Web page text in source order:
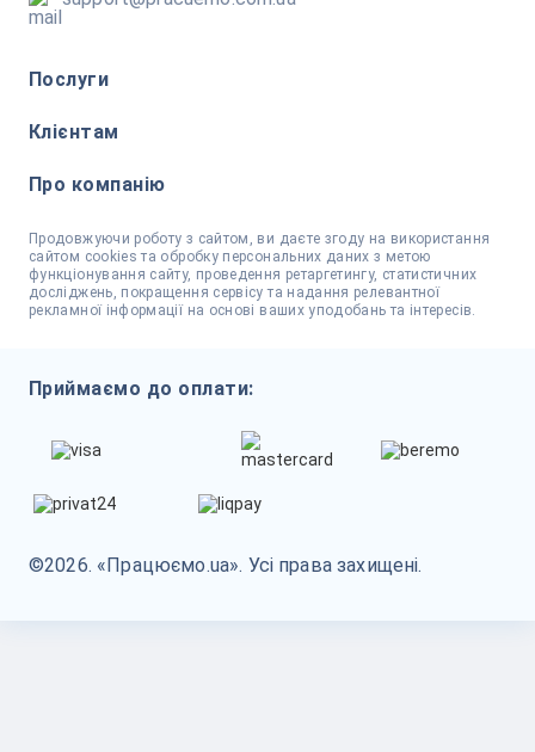
Послуги
Клієнтам
Про компанію
Продовжуючи роботу з сайтом, ви даєте згоду на використання
сайтом cookies та обробку персональних даних з метою
функціонування сайту, проведення ретаргетингу, статистичних
досліджень, покращення сервісу та надання релевантної
рекламної інформації на основі ваших уподобань та інтересів.
Приймаємо до оплати:
©2026. «Працюємо.ua». Усі права захищені.